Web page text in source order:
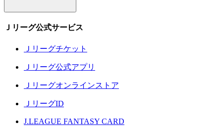
Ｊリーグ公式サービス
Ｊリーグチケット
Ｊリーグ公式アプリ
Ｊリーグオンラインストア
ＪリーグID
J.LEAGUE FANTASY CARD